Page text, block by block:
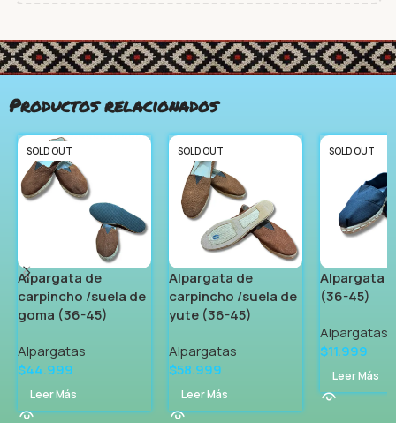
Productos relacionados
SOLD OUT
Alpargata de
carpincho /suela de
goma (36-45)
Alpargatas
$44.999
Leer Más
SOLD OUT
Alpargata de
carpincho /suela de
yute (36-45)
Alpargatas
$58.999
Leer Más
SOLD OUT
Alpargata
(36-45)
Alpargatas
$11.999
Leer Más